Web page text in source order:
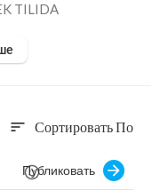
TILIDA
sort Сортировать По
Публиковать